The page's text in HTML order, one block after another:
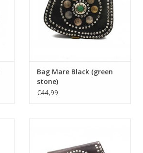
Bag Mare Black (green
stone)
€44,99